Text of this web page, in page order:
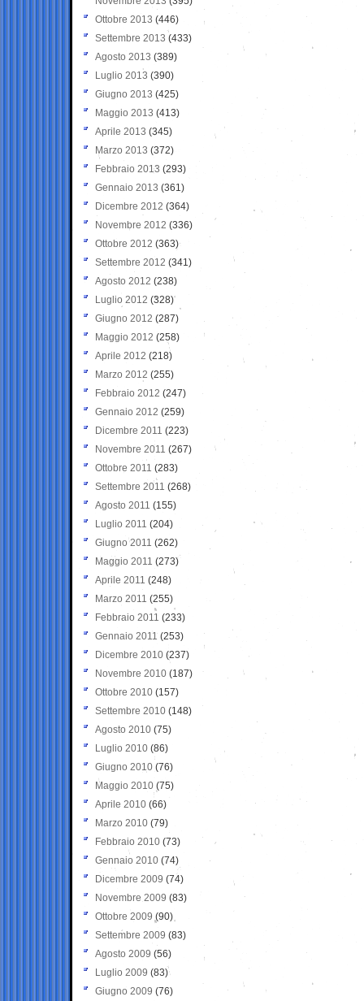
Ottobre 2013 (446)
Settembre 2013 (433)
Agosto 2013 (389)
Luglio 2013 (390)
Giugno 2013 (425)
Maggio 2013 (413)
Aprile 2013 (345)
Marzo 2013 (372)
Febbraio 2013 (293)
Gennaio 2013 (361)
Dicembre 2012 (364)
Novembre 2012 (336)
Ottobre 2012 (363)
Settembre 2012 (341)
Agosto 2012 (238)
Luglio 2012 (328)
Giugno 2012 (287)
Maggio 2012 (258)
Aprile 2012 (218)
Marzo 2012 (255)
Febbraio 2012 (247)
Gennaio 2012 (259)
Dicembre 2011 (223)
Novembre 2011 (267)
Ottobre 2011 (283)
Settembre 2011 (268)
Agosto 2011 (155)
Luglio 2011 (204)
Giugno 2011 (262)
Maggio 2011 (273)
Aprile 2011 (248)
Marzo 2011 (255)
Febbraio 2011 (233)
Gennaio 2011 (253)
Dicembre 2010 (237)
Novembre 2010 (187)
Ottobre 2010 (157)
Settembre 2010 (148)
Agosto 2010 (75)
Luglio 2010 (86)
Giugno 2010 (76)
Maggio 2010 (75)
Aprile 2010 (66)
Marzo 2010 (79)
Febbraio 2010 (73)
Gennaio 2010 (74)
Dicembre 2009 (74)
Novembre 2009 (83)
Ottobre 2009 (90)
Settembre 2009 (83)
Agosto 2009 (56)
Luglio 2009 (83)
Giugno 2009 (76)